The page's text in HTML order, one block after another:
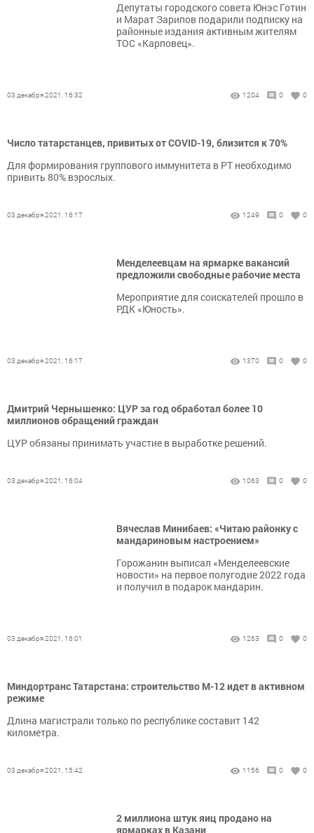
Депутаты городского совета Юнэс Готин
и Марат Зарипов подарили подписку на
районные издания активным жителям
ТОС «Карповец».
03 декабря 2021, 16:32 1204 0 0
Число татарстанцев, привитых от COVID-19, близится к 70%
Для формирования группового иммунитета в РТ необходимо
привить 80% взрослых.
03 декабря 2021, 16:17 1249 0 0
Менделеевцам на ярмарке вакансий
предложили свободные рабочие места
Мероприятие для соискателей прошло в
РДК «Юность».
03 декабря 2021, 16:17 1370 0 0
Дмитрий Чернышенко: ЦУР за год обработал более 10
миллионов обращений граждан
ЦУР обязаны принимать участие в выработке решений.
03 декабря 2021, 16:04 1063 0 0
Вячеслав Минибаев: «Читаю районку с
мандариновым настроением»
Горожанин выписал «Менделеевские
новости» на первое полугодие 2022 года
и получил в подарок мандарин.
03 декабря 2021, 16:01 1263 0 0
Миндортранс Татарстана: строительство М-12 идет в активном
режиме
Длина магистрали только по республике составит 142
километра.
03 декабря 2021, 15:42 1156 0 0
2 миллиона штук яиц продано на
ярмарках в Казани